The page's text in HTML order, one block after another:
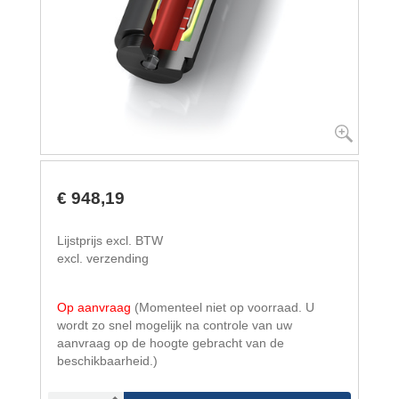
€ 948,19
Lijstprijs excl. BTW
excl. verzending
Op aanvraag (Momenteel niet op voorraad. U
wordt zo snel mogelijk na controle van uw
aanvraag op de hoogte gebracht van de
beschikbaarheid.)